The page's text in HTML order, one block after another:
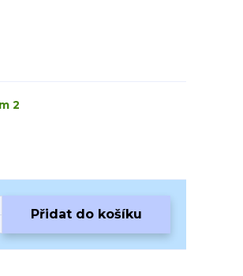
2
Přidat do košíku